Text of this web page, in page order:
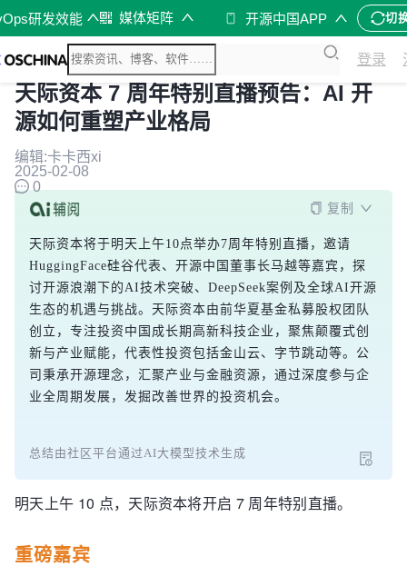
研发效能 媒体矩阵 开源中国APP 切
登录
天际资本 7 周年特别直播预告：AI 开
源如何重塑产业格局
编辑:卡卡西xi
2025-02-08
0
复制
天际资本将于明天上午10点举办7周年特别直播，邀请
HuggingFace硅谷代表、开源中国董事长马越等嘉宾，探
讨开源浪潮下的AI技术突破、DeepSeek案例及全球AI开源
生态的机遇与挑战。天际资本由前华夏基金私募股权团队
创立，专注投资中国成长期高新科技企业，聚焦颠覆式创
新与产业赋能，代表性投资包括金山云、字节跳动等。公
司秉承开源理念，汇聚产业与金融资源，通过深度参与企
业全周期发展，发掘改善世界的投资机会。
总结由社区平台通过AI大模型技术生成
明天上午 10 点，天际资本将开启 7 周年特别直播。
重磅嘉宾